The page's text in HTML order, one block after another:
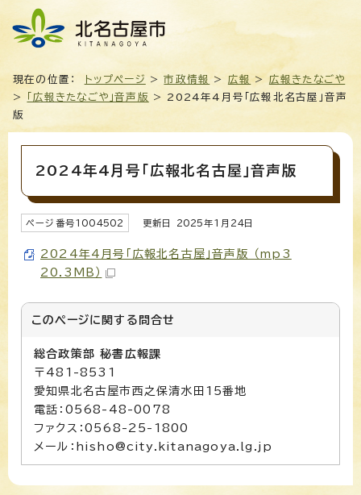
現在の位置： トップページ >市政情報 > 広報 > 広報きたなごや
>
「広報きたなごや」音声版
> 2024年4月号「広報北名古屋」音声
版
2024年4月号「広報北名古屋」音声版
ページ番号1004502 更新日 2025年1月 24日
2024年4月号「広報北名古屋」音声版 （mp3
20.3MB）
このページに関する 問合せ
総合政策部 秘書広報課
〒481-8531
愛知県北名古屋市西之保清水田15番地
電話：0568-48-0078
ファクス：0568-25-1800
メール：hisho@city.kitanagoya.lg.jp